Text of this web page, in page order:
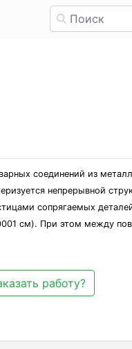
соединений из
непрерывной
сопрягаемых
см). При этом между
работу?